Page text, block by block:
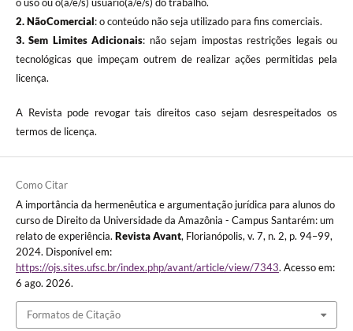
2. NãoComercial: o conteúdo não seja utilizado para fins comerciais.
3.Sem Limites Adicionais: não sejam impostas restrições legais ou
tecnológicas que impeçam outrem de realizar ações permitidas pela
licença.
A Revista pode revogar tais direitos caso sejam desrespeitados os
termos de licença.
Como Citar
A importância da hermenêutica e argumentação jurídica para alunos do
curso de Direito da Universidade da Amazônia - Campus Santarém: um
relato de experiência. Revista Avant, Florianópolis, v. 7, n. 2, p. 94–99,
2024. Disponível em:
https://ojs.sites.ufsc.br/index.php/avant/article/view/7343. Acesso em:
6 ago. 2026.
Formatos de Citação